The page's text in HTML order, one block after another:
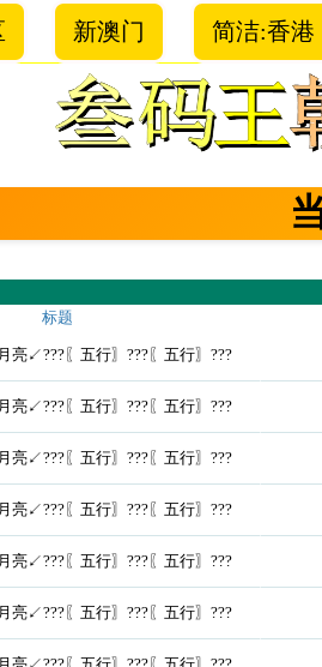
新澳门 简洁:香港
标题
亮↙???〖五行〗???〖五行〗???
亮↙???〖五行〗???〖五行〗???
亮↙???〖五行〗???〖五行〗???
亮↙???〖五行〗???〖五行〗???
亮↙???〖五行〗???〖五行〗???
亮↙???〖五行〗???〖五行〗???